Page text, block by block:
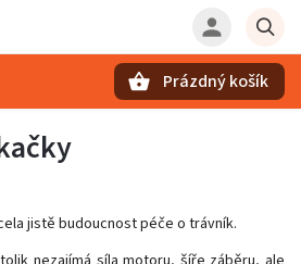
Prázdný košík
jistě budoucnost péče o trávník.